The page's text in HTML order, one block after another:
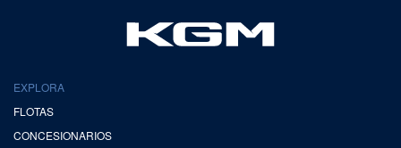
EXPLORA
FLOTAS
CONCESIONARIOS